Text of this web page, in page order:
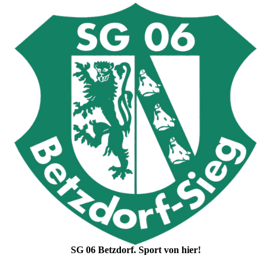
SG 06 Betzdorf. Sport von hier!